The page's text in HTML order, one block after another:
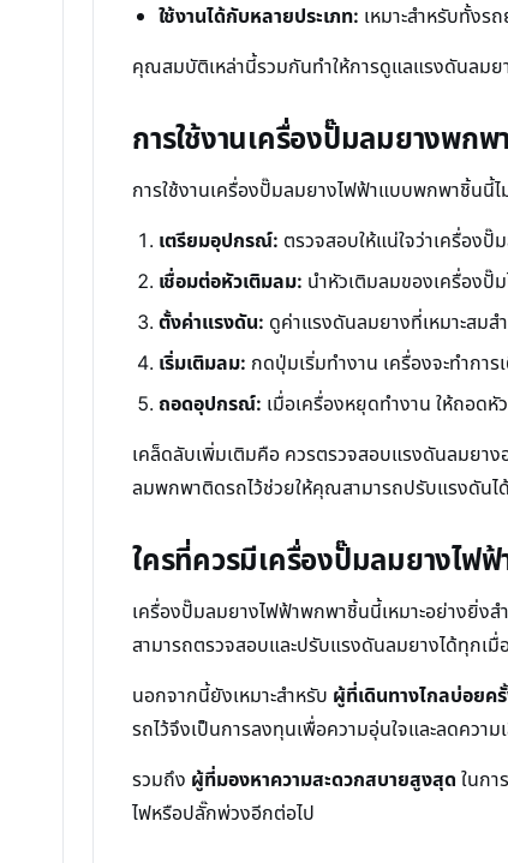
ใช้งานได้กับหลายประเภท: เหมาะสำหรับทั้ง
คุณสมบัติเหล่านี้รวมกันทำให้การดูแลแรงดันลมย
การใช้งานเครื่องปั๊มลมยางพกพ
การใช้งานเครื่องปั๊มลมยางไฟฟ้าแบบพกพาชิ้นนี้
เตรียมอุปกรณ์: ตรวจสอบให้แน่ใจว่าเครื่อง
เชื่อมต่อหัวเติมลม: นำหัวเติมลมของเครื่องปั๊
ตั้งค่าแรงดัน: ดูค่าแรงดันลมยางที่เหมาะสม
เริ่มเติมลม: กดปุ่มเริ่มทำงาน เครื่องจะทำกา
ถอดอุปกรณ์: เมื่อเครื่องหยุดทำงาน ให้ถอดหั
เคล็ดลับเพิ่มเติมคือ ควรตรวจสอบแรงดันลมยา
ลมพกพาติดรถไว้ช่วยให้คุณสามารถปรับแรงดันไ
ใครที่ควรมีเครื่องปั๊มลมยางไฟ
เครื่องปั๊มลมยางไฟฟ้าพกพาชิ้นนี้เหมาะอย่างยิ่งส
สามารถตรวจสอบและปรับแรงดันลมยางได้ทุกเ
นอกจากนี้ยังเหมาะสำหรับ ผู้ที่เดินทางไกลบ่อยค
รถไว้จึงเป็นการลงทุนเพื่อความอุ่นใจและลดควา
รวมถึง ผู้ที่มองหาความสะดวกสบายสูงสุด ในกา
ไฟหรือปลั๊กพ่วงอีกต่อไป